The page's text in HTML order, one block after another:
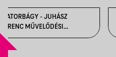
BIATORBÁGY - JUHÁSZ
FERENC MŰVELŐDÉSI
KÖZPONT